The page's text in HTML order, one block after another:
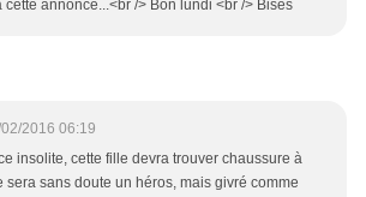
cette annonce...<br /> Bon lundi <br /> Bises
2016 06:19
insolite, cette fille devra trouver chaussure à
sera sans doute un héros, mais givré comme